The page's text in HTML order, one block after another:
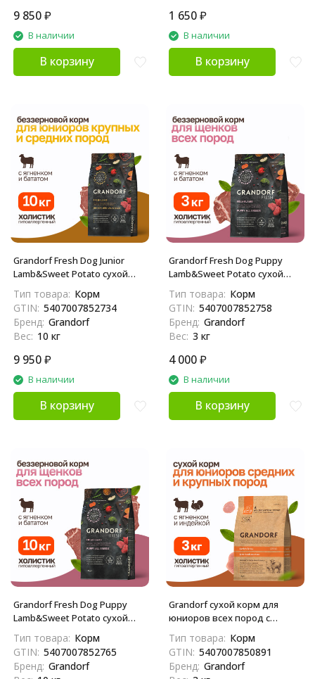
9 850₽
В наличии
В корзину
1 650₽
В наличии
В корзину
Grandorf Fresh Dog Junior
Lamb&Sweet Potato сухой
пробиотиками для юниоров
и беременных собак с
ягненком и бататом - 10 кг
Тип товара: Корм
GTIN: 5407007852734
Бренд: Grandorf
Вес: 10 кг
9 950₽
В наличии
В корзину
Grandorf Fresh Dog Puppy
Lamb&Sweet Potato сухой
пробиотиками для щенков и
беременных собак с
ягненком и бататом - 3 кг
Тип товара: Корм
GTIN: 5407007852758
Бренд: Grandorf
Вес: 3 кг
4 000₽
В наличии
В корзину
Grandorf Fresh Dog Puppy
Lamb&Sweet Potato сухой
пробиотиками для щенков и
беременных собак с
ягненком и бататом - 10 кг
Тип товара: Корм
GTIN: 5407007852765
Бренд: Grandorf
Grandorf сухой корм для
юниоров всех пород с
Тип товара: Корм
GTIN: 5407007850891
Бренд: Grandorf